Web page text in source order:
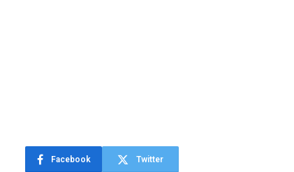
Facebook Twitter